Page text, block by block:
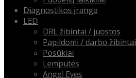
Diagnostikos įranga
LED
DRL žibintai / juostos
Papildomi / darbo žibintai
Posūkiai
Lemputės
Angel Eyes